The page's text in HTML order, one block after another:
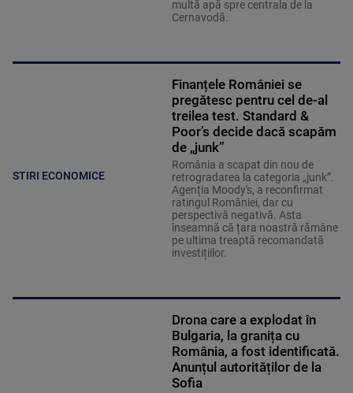
multă apă spre centrala de la
Cernavodă.
STIRI ECONOMICE
Finanțele României se
pregătesc pentru cel de-al
treilea test. Standard &
Poor’s decide dacă scapăm
de „junk”
România a scapat din nou de
retrogradarea la categoria „junk”.
Agenția Moody's, a reconfirmat
ratingul României, dar cu
perspectivă negativă. Asta
înseamnă că țara noastră rămâne
pe ultima treaptă recomandată
investițiilor.
Drona care a explodat în
Bulgaria, la granița cu
România, a fost identificată.
Anunțul autorităților de la
Sofia